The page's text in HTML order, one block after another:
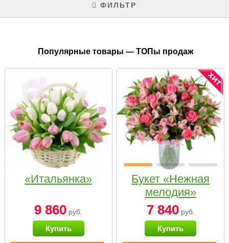
ФИЛЬТР
Популярные товары — ТОПы продаж
«Итальянка»
9 860 руб.
Купить
Букет «Нежная
мелодия»
7 840руб.
Купить